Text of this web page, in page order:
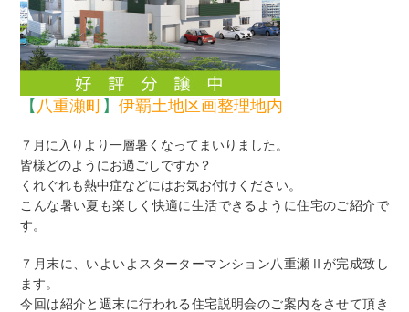
【 八重瀬町 】伊覇土地区画整理地内
７月に入りより一層暑くなってまいりました。
皆様どのようにお過ごしですか？
くれぐれも熱中症などにはお気お付けください。
こんな暑い夏も楽しく快適に生活できるように住宅のご紹介で
す。
７月末に、いよいよスターターマンション八重瀬Ⅱが完成致し
ます。
今回は紹介と週末に行われる住宅説明会のご案内をさせて頂き